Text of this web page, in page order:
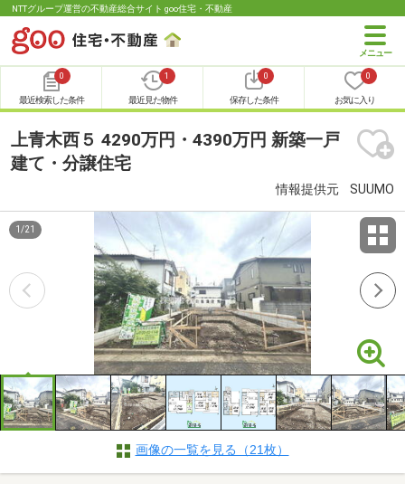
NTTグループ運営の不動産総合サイト goo住宅・不動産
0
最近検索した条件
1
最近見た物件
0
保存した条件
0
お気に入り
上青木西５ 4290万円・4390万円 新築一戸
建て・分譲住宅
情報提供元 SUUMO
1 /21
画像の一覧を見る（21枚）